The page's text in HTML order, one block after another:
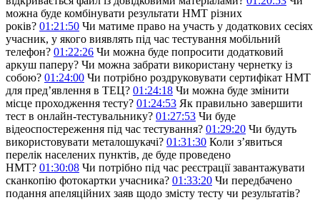
можна буде комбінувати результати НМТ різних
років? 01:21:50 Чи матиме право на участь у додаткових сесіях
учасник, у якого виявлять під час тестування мобільний
телефон? 01:22:26 Чи можна буде попросити додатковий
аркуш паперу? Чи можна забрати використану чернетку із
собою? 01:24:00 Чи потрібно роздруковувати сертифікат НМТ
для пред’явлення в ТЕЦ? 01:24:18 Чи можна буде змінити
місце проходження тесту? 01:24:53 Як правильно завершити
тест в онлайн-тестувальнику? 01:27:53 Чи буде
відеоспостереження під час тестування? 01:29:20 Чи будуть
використовувати металошукачі? 01:31:30 Коли з’явиться
перелік населених пунктів, де буде проведено
НМТ? 01:30:08 Чи потрібно під час реєстрації завантажувати
сканкопію фотокартки учасника? 01:33:20 Чи передбачено
подання апеляційних заяв щодо змісту тесту чи результатів?